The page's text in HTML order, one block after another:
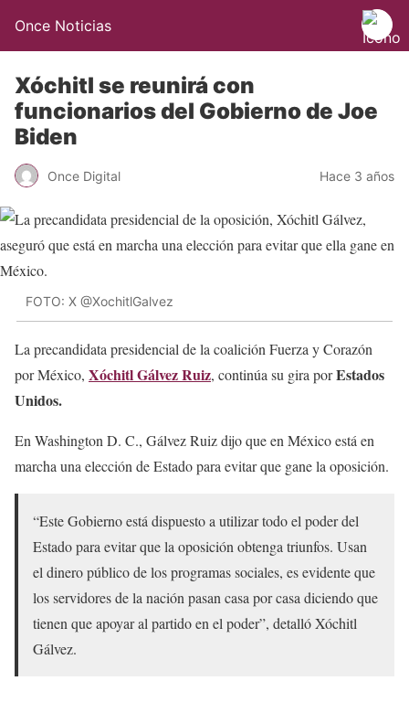
Once Noticias
Xóchitl se reunirá con
funcionarios del Gobierno de Joe
Biden
Once Digital Hace 3 años
FOTO: X @XochitlGalvez
La precandidata presidencial de la coalición Fuerza y Corazón
por México, Xóchitl Gálvez Ruiz, continúa su gira porEstados
Unidos.
En Washington D. C., Gálvez Ruiz dijo que en México está en
marcha una elección de Estado para evitar que gane la oposición.
“Este Gobierno está dispuesto a utilizar todo el poder del
Estado para evitar que la oposición obtenga triunfos. Usan
el dinero público de los programas sociales, es evidente que
los servidores de la nación pasan casa por casa diciendo que
tienen que apoyar al partido en el poder”, detalló Xóchitl
Gálvez.